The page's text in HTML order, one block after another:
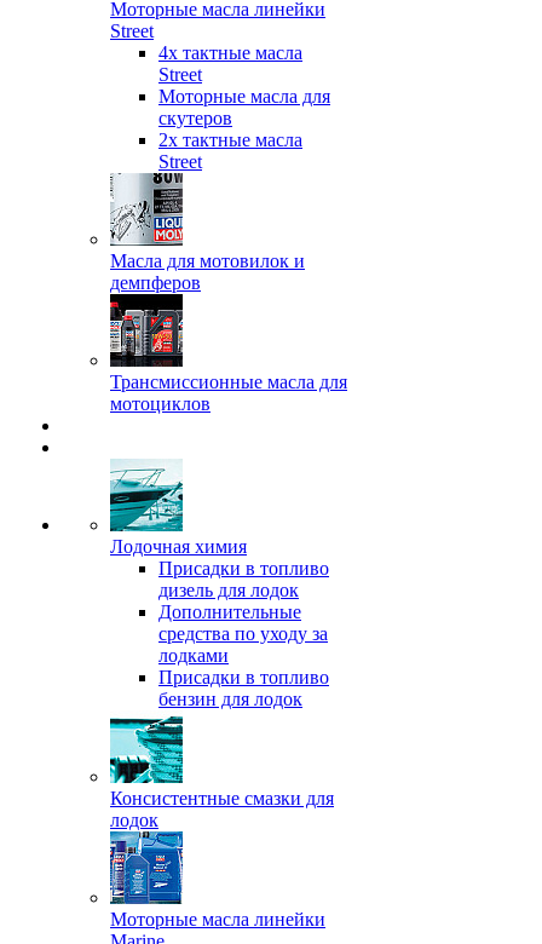
Моторные масла линейки
Street
4х тактные масла
Street
Моторные масла для
скутеров
2х тактные масла
Street
Масла для мотовилок и
демпферов
Трансмиссионные масла для
мотоциклов
Лодочная химия
Присадки в топливо
дизель для лодок
Дополнительные
средства по уходу за
лодками
Присадки в топливо
бензин для лодок
Консистентные смазки для
лодок
Моторные масла линейки